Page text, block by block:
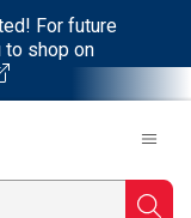
For future
to shop on